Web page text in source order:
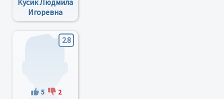
Кусик Людмила
Игоревна
2.8
5 2